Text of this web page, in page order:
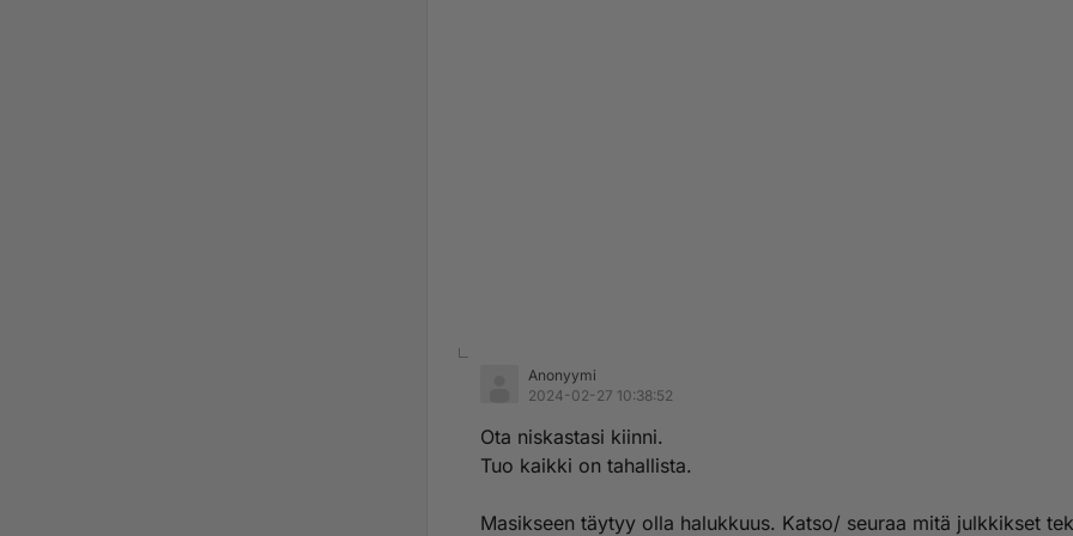
Anonyymi
2024-02-27 10:38:52
Ota niskastasi kiinni.
Tuo kaikki on tahallista.
Masikseen täytyy olla halukkuus. Katso/ seuraa mitä julkkikset